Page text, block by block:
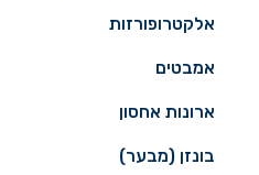
אלקטרופורזות
אמבטים
ארונות אחסון
בונזן (מבער)